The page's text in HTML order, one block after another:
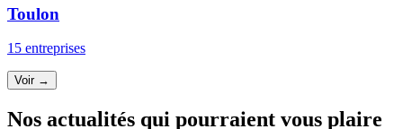
Toulon
15 entreprises
Voir →
Nos actualités qui pourraient vous plaire